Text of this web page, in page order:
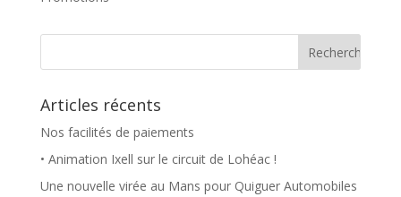
Articles récents
Nos facilités de paiements
• Animation Ixell sur le circuit de Lohéac !
Une nouvelle virée au Mans pour Quiguer Automobiles